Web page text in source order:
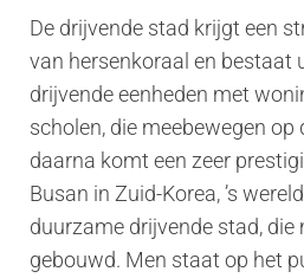
De drijvende stad krijgt een
van hersenkoraal en bestaat
drijvende eenheden met
scholen, die meebewegen op
daarna komt een zeer
Busan in Zuid-Korea, ’s
duurzame drijvende stad,
gebouwd. Men staat op het